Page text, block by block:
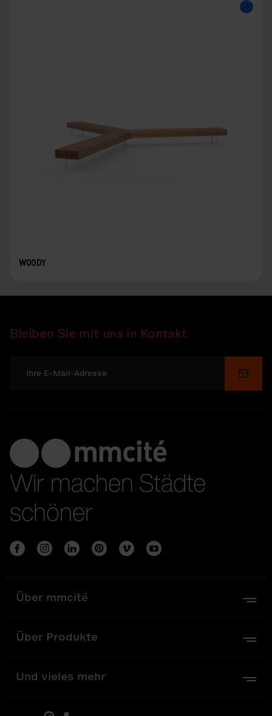
WOODY
Bleiben Sie mit uns in Kontakt
Wir machen Städte
schöner
Über mmcité
Über Produkte
Und vieles mehr